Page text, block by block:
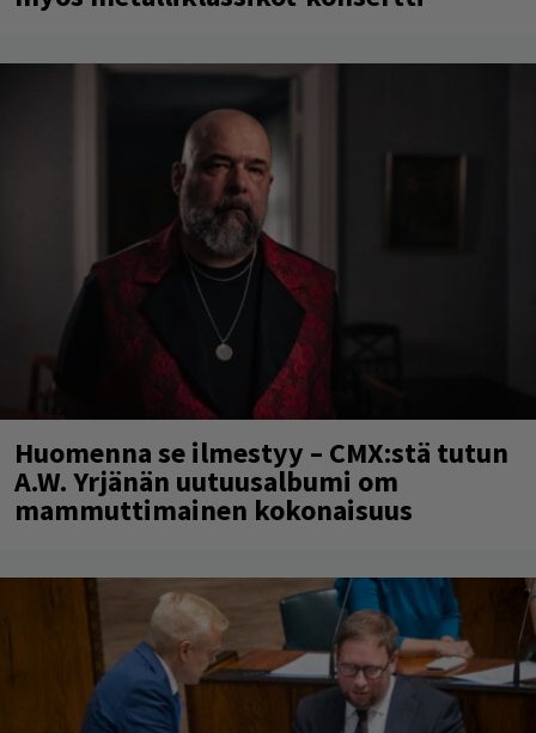
Huomenna se ilmestyy – CMX:stä tutun
A.W. Yrjänän uutuusalbumi om
mammuttimainen kokonaisuus